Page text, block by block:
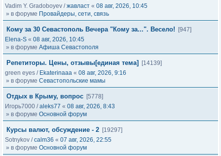
Vadim Y. Gradoboyev /жавласт « 08 авг, 2026, 10:45
» в форуме Провайдеры, сети, связь
Кому за 30 Севастополь Вечера "Кому за...". Весело!
[947]
Elena-S « 08 авг, 2026, 10:45
» в форуме Афиша Севастополя
Репетиторы. Цены, отзывы[единая тема]
[14139]
green eyes / Ekaterinaaa « 08 авг, 2026, 9:16
» в форуме Севастопольские мамы
Отдых в Крыму, вопрос [5778]
Игорь7000 /aleks77 « 08 авг, 2026, 8:43
» в форуме Основной форум
Курсы валют, обсуждение - 2 [19297]
Sotnykov /calm36 « 07 авг, 2026, 22:55
» в форуме Основной форум